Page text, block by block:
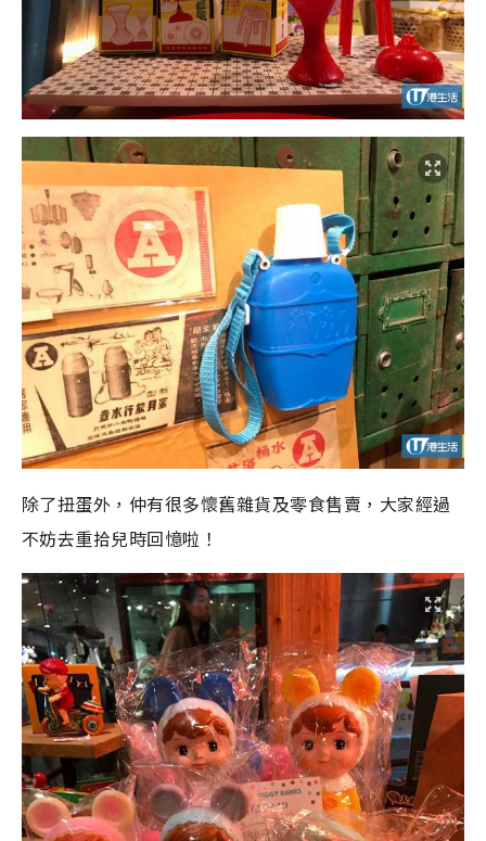
除了扭蛋外，仲有很多懷舊雜貨及零食售賣，大家經過
不妨去重拾兒時回憶啦！